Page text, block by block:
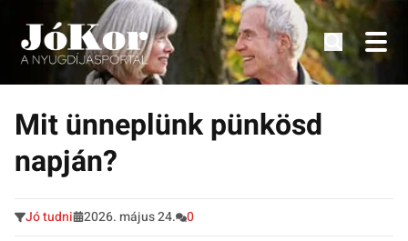
Tovább
tartalomra
Tudnivalók, érdekességek idősek számára.
Mit ünneplünk pünkösd
napján?
Jó tudni 2026. május 24. 0